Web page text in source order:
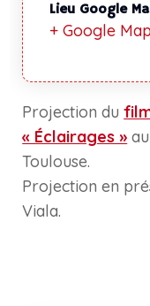
Projection du
« Éclairages »
Toulouse.
Projection en
Viala.
Lieu Google
+ Google Map